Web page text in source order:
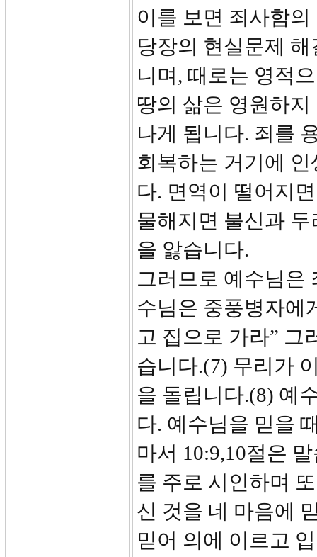
이를 보면 죄사함
당장의 현실문제
니며, 때로는 영적
땅의 삶은 영원하
나게 됩니다. 죄를
회복하는 거기에
다. 면역이 떨어지
물해지면 불신과
을 앓습니다.
그러므로 예수님은
수님은 중풍병자에
고 집으로 가라” 그
습니다.(7) 무리가
을 돌립니다.(8) 예
다. 예수님을 믿을
마서 10:9,10절은
를 주로 시인하며
신 것을 네 마음에
믿어 의에 이르고